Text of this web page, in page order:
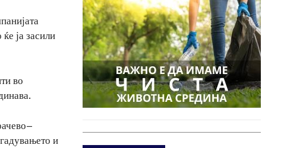
ја засили
во
и